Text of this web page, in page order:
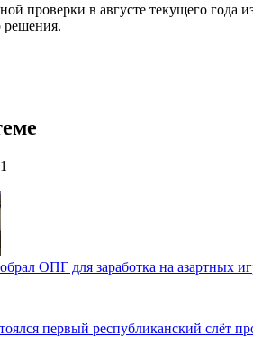
проверки в августе текущего
решения.
ОПГ для заработка на азартных
первый республиканский слёт